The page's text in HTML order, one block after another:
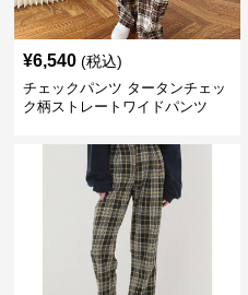
¥6,540 (税込)
チェックパンツ タータンチェッ
ク柄ストレートワイドパンツ